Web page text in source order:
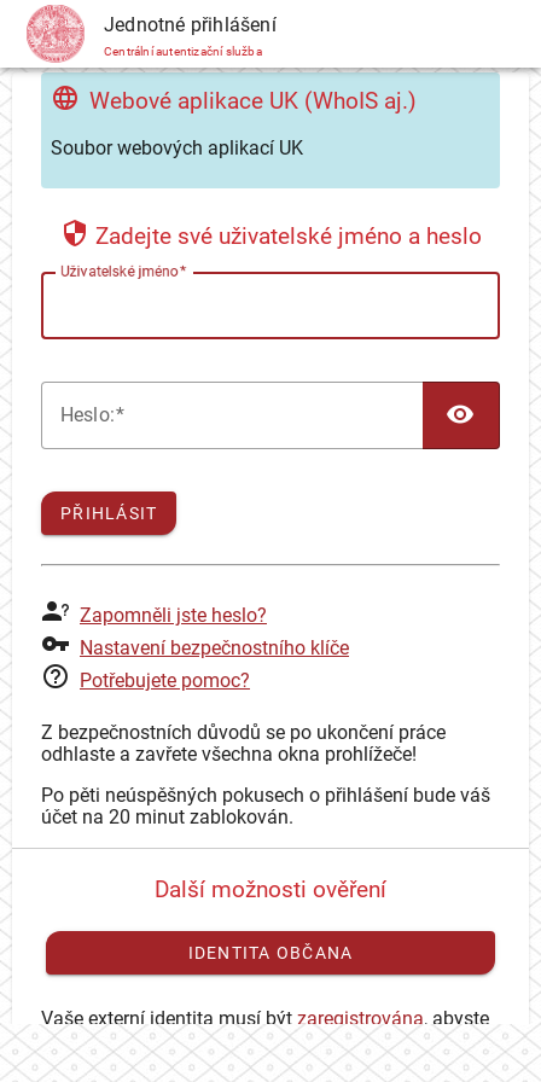
CAS Jednotné přihlášení
Centrální autentizační služba
Webové aplikace UK (WhoIS aj.)
Soubor webových aplikací UK
Zadejte své uživatelské jméno a heslo
Uživatelské jméno
Heslo:
PŘIHLÁSIT
Zapomněli jste heslo?
Nastavení bezpečnostního klíče
Potřebujete pomoc?
Z bezpečnostních důvodů se po ukončení práce
odhlaste a zavřete všechna okna prohlížeče!
Po pěti neúspěšných pokusech o přihlášení bude váš
účet na 20 minut zablokován.
Další možnosti ověření
IDENTITA OBČANA
Vaše externí identita musí být zaregistrována, abyste
se mohli přihlásit ke svému CAS účtu.